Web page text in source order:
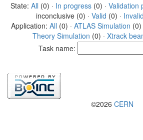
State: All (0) · In progress(0) · Validation
inconclusive (0) · Valid (0) · Invalid
Application: All (0) · ATLAS Simulation (0)
Theory Simulation (0) · Xtrack
Task name:
©2026 CERN